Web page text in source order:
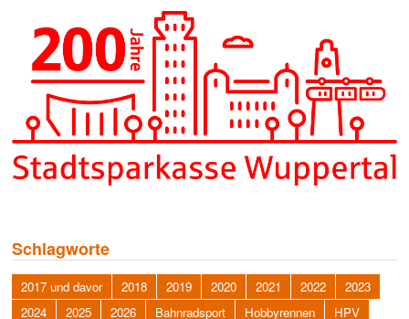
Schlagworte
2017 und davor 2018 2019 2020 2021 2022
2023
2024
2025 2026 Bahnradsport Hobbyrennen HPV